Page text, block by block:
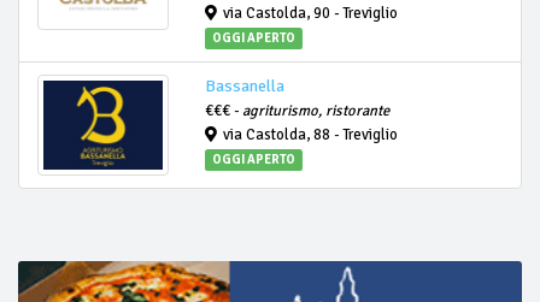
via Castolda, 90 - Treviglio
OGGI APERTO
Bassanella
€€€ - agriturismo, ristorante
via Castolda, 88 - Treviglio
OGGI APERTO